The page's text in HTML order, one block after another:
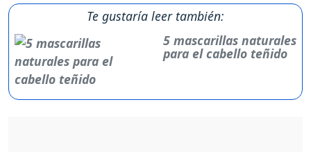
Te gustaría leer también:
5 mascarillas naturales
para el cabello teñido